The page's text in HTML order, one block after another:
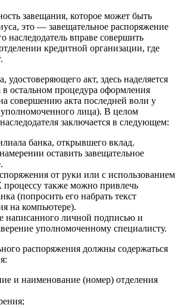
завещания, которое может быть
это — завещательное распоряжение
наследодатель вправе совершить
кредитной организации, где
акт, здесь наделяется
в остальном процедура оформления
совершению акта последней воли у
уполномоченного лица). В целом
заключается в следующем:
банка, открывшего вклад.
оставить завещательное
от руки или с использованием
процессу также можно привлечь
(попросить его набрать текст
на компьютере).
написанного личной подписью и
уполномоченному специалисту.
распоряжения должны содержаться
и наименование (номер) отделения